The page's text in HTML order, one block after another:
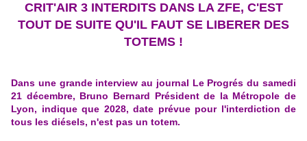
CRIT'AIR 3 INTERDITS DANS LA ZFE, C'EST
TOUT DE SUITE QU'IL FAUT SE LIBERER DES
TOTEMS !
Dans une grande interview au journal Le Progrés du samedi
21 décembre, Bruno Bernard Président de la Métropole de
Lyon, indique que 2028, date prévue pour l'interdiction de
tous les diésels, n'est pas un totem.